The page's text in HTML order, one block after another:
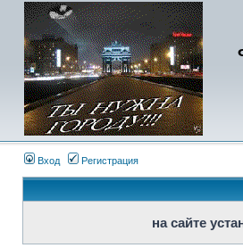
Вход Регистрация
на сайте